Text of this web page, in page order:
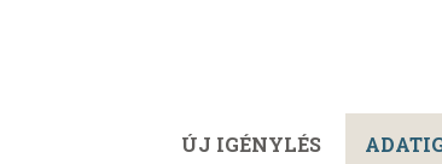
ÚJ IGÉNYLÉS